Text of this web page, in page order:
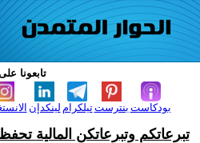
تابعونا
لينكدإن تيلكرامبنترست بودكاست
تبرعاتكم وتبرعاتكن المالية